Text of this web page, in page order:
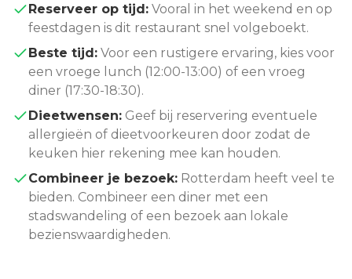
Reserveer op tijd: Vooral in het weekend en op
feestdagen is dit restaurant snel volgeboekt.
Beste tijd: Voor een rustigere ervaring, kies voor
een vroege lunch (12:00-13:00) of een vroeg
diner (17:30-18:30).
Dieetwensen: Geef bij reservering eventuele
allergieën of dieetvoorkeuren door zodat de
keuken hier rekening mee kan houden.
Combineer je bezoek: Rotterdam heeft veel te
bieden. Combineer een diner met een
stadswandeling of een bezoek aan lokale
bezienswaardigheden.